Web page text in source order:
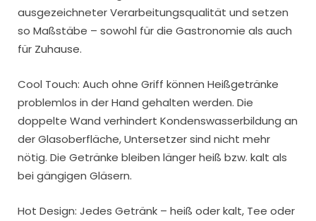
ausgezeichneter Verarbeitungsqualität und setzen
so Maßstäbe – sowohl für die Gastronomie als auch
für Zuhause.
Cool Touch: Auch ohne Griff können Heißgetränke
problemlos in der Hand gehalten werden. Die
doppelte Wand verhindert Kondenswasserbildung an
der Glasoberfläche, Untersetzer sind nicht mehr
nötig. Die Getränke bleiben länger heiß bzw. kalt als
bei gängigen Gläsern.
Hot Design: Jedes Getränk – heiß oder kalt, Tee oder